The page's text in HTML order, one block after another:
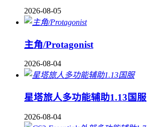
2026-08-05
主角/Protagonist
2026-08-04
星塔旅人多功能辅助1.13国服
2026-08-04